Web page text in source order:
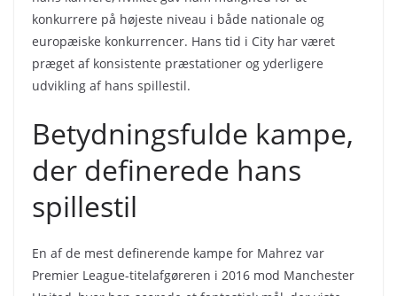
konkurrere på højeste niveau i både nationale og
europæiske konkurrencer. Hans tid i City har været
præget af konsistente præstationer og yderligere
udvikling af hans spillestil.
Betydningsfulde kampe,
der definerede hans
spillestil
En af de mest definerende kampe for Mahrez var
Premier League-titelafgøreren i 2016 mod Manchester